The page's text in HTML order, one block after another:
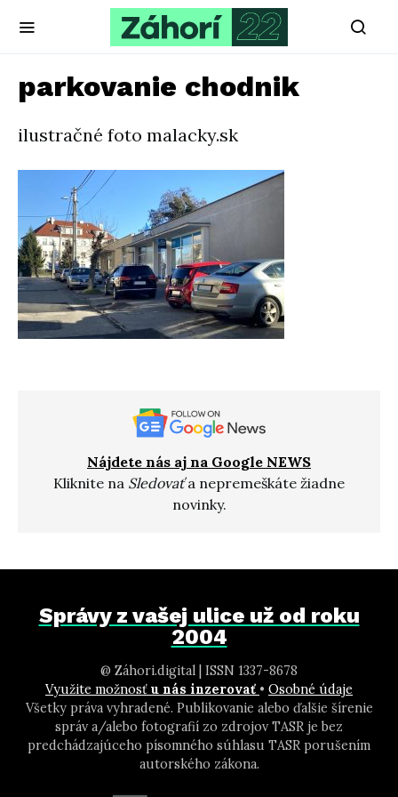
parkovanie chodnik
ilustračné foto malacky.sk
Nájdete nás aj na Google NEWS
Kliknite na Sledovaťa nepremeškáte žiadne
novinky.
Správy z vašej ulice už od roku
2004
@ Záhori.digital | ISSN 1337-8678
Využite možnosť u nás inzerovať • Osobné údaje
Všetky práva vyhradené. Publikovanie alebo ďalšie šírenie
správ a/alebo fotografií zo zdrojov TASR je bez
predchádzajúceho písomného súhlasu TASR porušením
autorského zákona.